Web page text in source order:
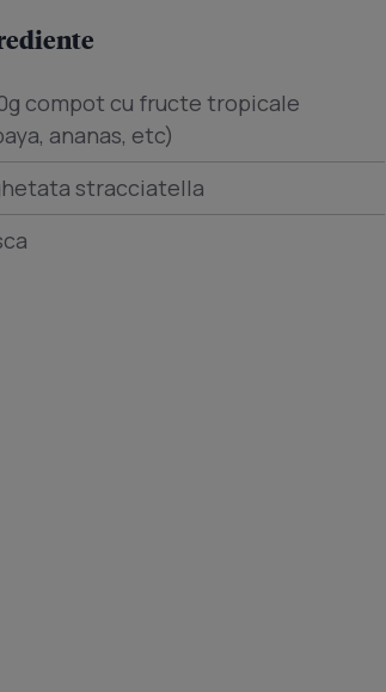
compot cu fructe tropicale
ananas, etc)
stracciatella